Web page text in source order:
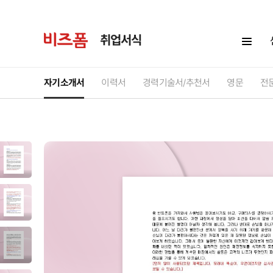
취업서식
자기소개서 이력서 경력기술서/추천서 영문 전